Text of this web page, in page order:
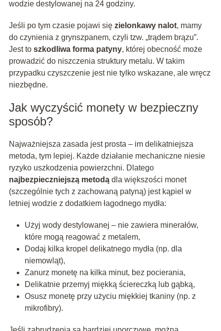
wodzie destylowanej na 24 godziny.
Jeśli po tym czasie pojawi się zielonkawy nalot, mamy
do czynienia z grynszpanem, czyli tzw. „trądem brązu”.
Jest to szkodliwa forma patyny, której obecność może
prowadzić do niszczenia struktury metalu. W takim
przypadku czyszczenie jest nie tylko wskazane, ale wręcz
niezbędne.
Jak wyczyścić monety w bezpieczny
sposób?
Najważniejsza zasada jest prosta – im delikatniejsza
metoda, tym lepiej. Każde działanie mechaniczne niesie
ryzyko uszkodzenia powierzchni. Dlatego
najbezpieczniejszą metodądla większości monet
(szczególnie tych z zachowaną patyną) jest kąpiel w
letniej wodzie z dodatkiem łagodnego mydła:
Użyj wody destylowanej – nie zawiera minerałów,
które mogą reagować z metalem,
Dodaj kilka kropel delikatnego mydła (np. dla
niemowląt),
Zanurz monetę na kilka minut, bez pocierania,
Delikatnie przemyj miękką ściereczką lub gąbką,
Osusz monetę przy użyciu miękkiej tkaniny (np. z
mikrofibry).